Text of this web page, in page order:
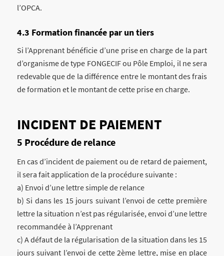
l’OPCA.
Formation financée par un tiers
Si l’Apprenant bénéficie d’une prise en charge de la part
d’organisme de type FONGECIF ou Pôle Emploi, il ne sera
redevable que de la différence entre le montant des frais
de formation et le montant de cette prise en charge.
INCIDENT DE PAIEMENT
Procédure de relance
En cas d’incident de paiement ou de retard de paiement,
il sera fait application de la procédure suivante :
a) Envoi d’une lettre simple de relance
b) Si dans les 15 jours suivant l’envoi de cette première
lettre la situation n’est pas régularisée, envoi d’une lettre
recommandée à l’Apprenant
c) A défaut de la régularisation de la situation dans les 15
jours suivant l’envoi de cette 2ème lettre, mise en place